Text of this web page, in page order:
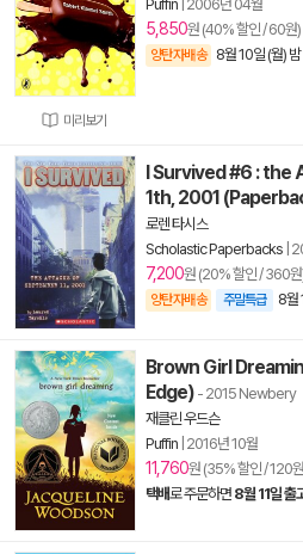
미리보기
Puffin 2006년 04월
5,850원 (40% 할인 / 60원)
양탄자배송 8월 10일 (월) 밤
I Survived #6 : the
1th, 2001
로렌 타시스
Scholastic Paperbacks
7,200원 (20% 할인 / 360
양탄자배송 주말특급 8월
Brown Girl
Edge) - 2015 Newbery
재클린 우드슨
Puffin 2016년 10월
11,760원 (35% 할인 / 120
택배로 주문하면 8월 11일 출